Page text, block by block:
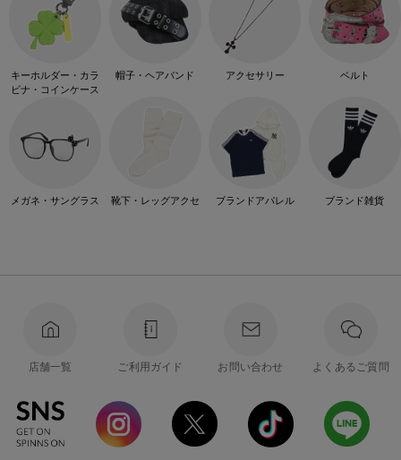
キーホルダー・カラ
ビナ・コインケース
帽子・ヘアバンド アクセサリー ベルト
メガネ・サングラス 靴下・レッグアクセ ブランドアパレル ブランド雑貨
店舗一覧 ご利用ガイド お問い合わせ よくあるご質問